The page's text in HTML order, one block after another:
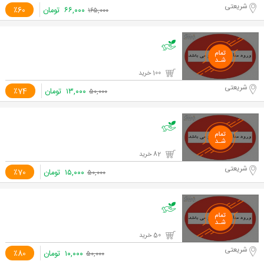
٪60 شریعتی ۱۶۵,۰۰۰ ۶۶,۰۰۰ تومان
٪74 شریعتی ۵۰,۰۰۰ ۱۳,۰۰۰ تومان
٪70 شریعتی ۵۰,۰۰۰ ۱۵,۰۰۰ تومان
٪80 شریعتی ۵۰,۰۰۰ ۱۰,۰۰۰ تومان